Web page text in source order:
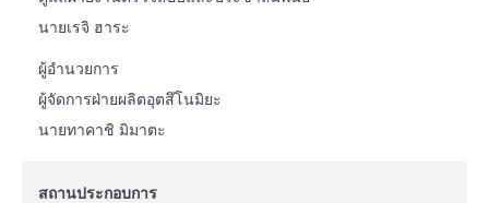
นายเรจิ ฮาระ
ผู้อำนวยการ
ผู้จัดการฝ่ายผลิตอุตสึโนมิยะ
นายทาคาชิ มิมาตะ
สถานประกอบการ